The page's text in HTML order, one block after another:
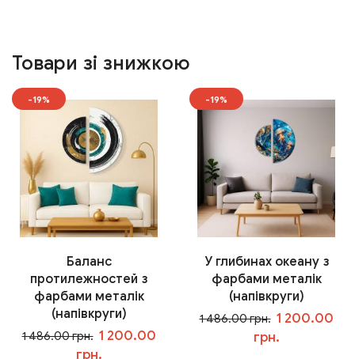
Товари зі знижкою
-19%
Баланс
протилежностей з
фарбами металік
(напівкруги)
1 486.00 грн. 1 200.00
грн.
-19%
У глибинах океану з
фарбами металік
(напівкруги)
1 486.00 грн. 1 200.00
грн.